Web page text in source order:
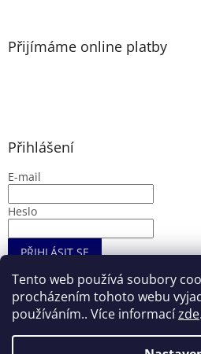
Tento web používá soubory
procházením tohoto webu
používáním.. Více informacízde.
Přijímáme online platby
Přihlášení
E-mail
Heslo
PŘIHLÁSIT SE
Nová registraceZapomenuté heslo